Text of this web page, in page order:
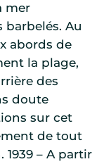
mer
barbelés. Au
abords de
la plage,
des
doute
sur cet
de tout
– A partir